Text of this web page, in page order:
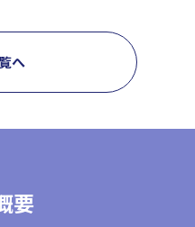
ザーズ・アカウンティング
ザーズM&A
ープの強み
へ
要